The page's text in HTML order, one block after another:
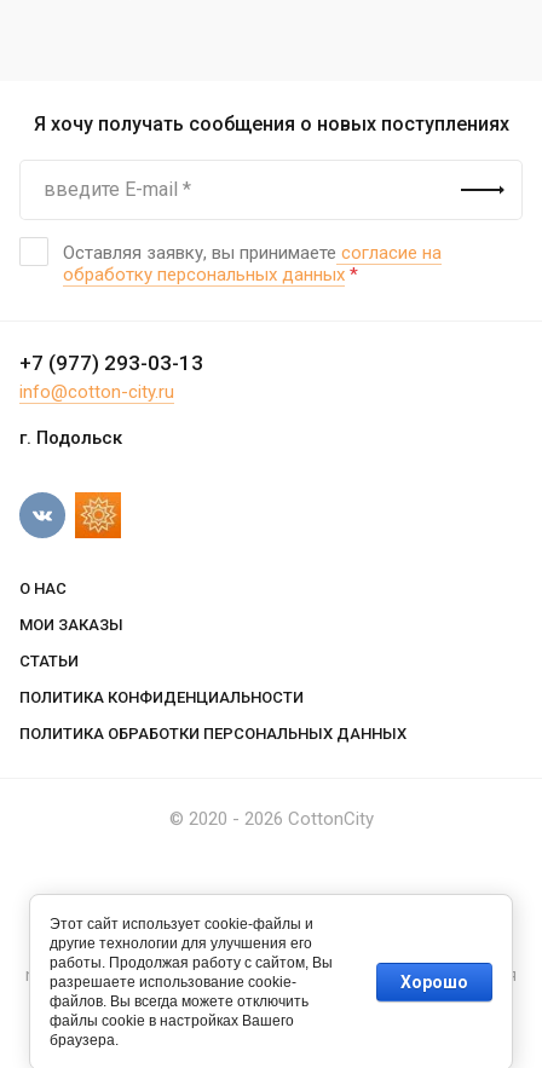
Я хочу получать сообщения о новых поступлениях
Оставляя заявку, вы принимаете согласие на
обработку персональных данных *
+7 (977) 293-03-13
info@cotton-city.ru
г. Подольск
О НАС
МОИ ЗАКАЗЫ
СТАТЬИ
ПОЛИТИКА КОНФИДЕНЦИАЛЬНОСТИ
ПОЛИТИКА ОБРАБОТКИ ПЕРСОНАЛЬНЫХ ДАННЫХ
© 2020 - 2026 CottonCity
newcotton-city.ru — создание интернет-магазина, веб-студия
Мегагрупп
Этот сайт использует cookie-файлы и
другие технологии для улучшения его
работы. Продолжая работу с сайтом, Вы
разрешаете использование cookie-
файлов. Вы всегда можете отключить
файлы cookie в настройках Вашего
браузера.
Хорошо